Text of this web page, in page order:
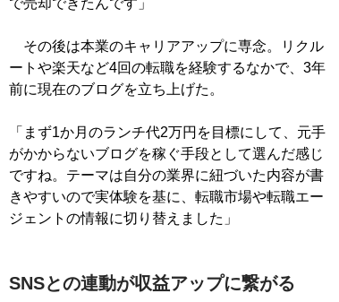
で売却できたんです」
その後は本業のキャリアアップに専念。リクル
ートや楽天など4回の転職を経験するなかで、3年
前に現在のブログを立ち上げた。
「まず1か月のランチ代2万円を目標にして、元手
がかからないブログを稼ぐ手段として選んだ感じ
ですね。テーマは自分の業界に紐づいた内容が書
きやすいので実体験を基に、転職市場や転職エー
ジェントの情報に切り替えました」
SNSとの連動が収益アップに繋がる